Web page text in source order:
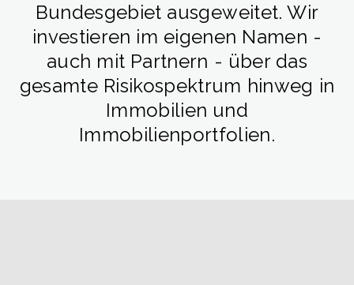
Bundesgebiet ausgeweitet. Wir
investieren im eigenen Namen -
auch mit Partnern - über das
gesamte Risikospektrum hinweg in
Immobilien und
Immobilienportfolien.